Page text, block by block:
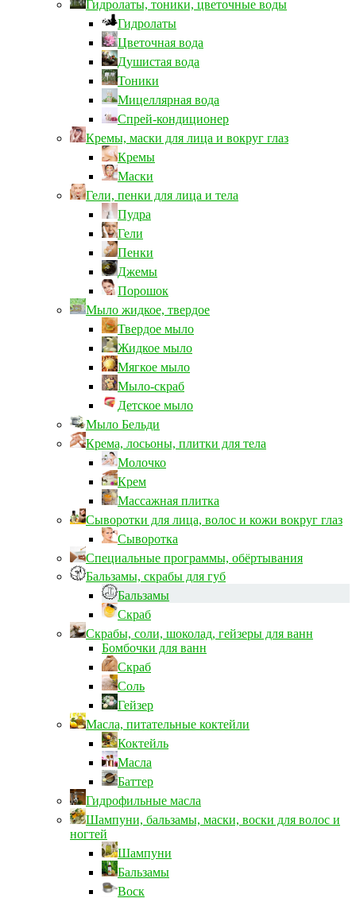
Гидролаты, тоники, цветочные воды
Гидролаты
Цветочная вода
Душистая вода
Тоники
Мицеллярная вода
Спрей-кондиционер
Кремы, маски для лица и вокруг глаз
Кремы
Маски
Гели, пенки для лица и тела
Пудра
Гели
Пенки
Джемы
Порошок
Мыло жидкое, твердое
Твердое мыло
Жидкое мыло
Мягкое мыло
Мыло-скраб
Детское мыло
Мыло Бельди
Крема, лосьоны, плитки для тела
Молочко
Крем
Массажная плитка
Сыворотки для лица, волос и кожи вокруг глаз
Сыворотка
Специальные программы, обёртывания
Бальзамы, скрабы для губ
Бальзамы
Скраб
Скрабы, соли, шоколад, гейзеры для ванн
Бомбочки для ванн
Скраб
Соль
Гейзер
Масла, питательные коктейли
Коктейль
Масла
Баттер
Гидрофильные масла
Шампуни, бальзамы, маски, воски для волос и
ногтей
Шампуни
Бальзамы
Воск